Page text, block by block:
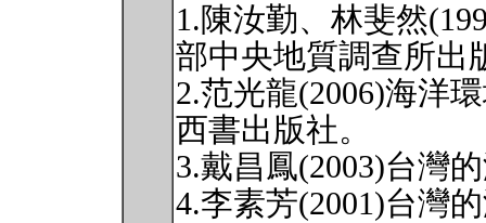
1.陳汝勤、林斐然
部中央地質調查所出
2.范光龍(2006)海洋
西書出版社。
3.戴昌鳳(2003)台灣
4.李素芳(2001)台灣